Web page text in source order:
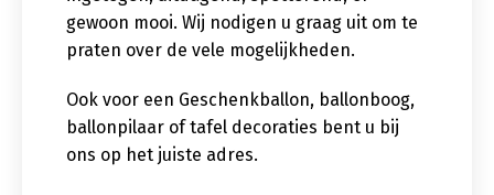
gewoon mooi. Wij nodigen u graag uit om te
praten over de vele mogelijkheden.
Ook voor een Geschenkballon, ballonboog,
ballonpilaar of tafel decoraties bent u bij
ons op het juiste adres.